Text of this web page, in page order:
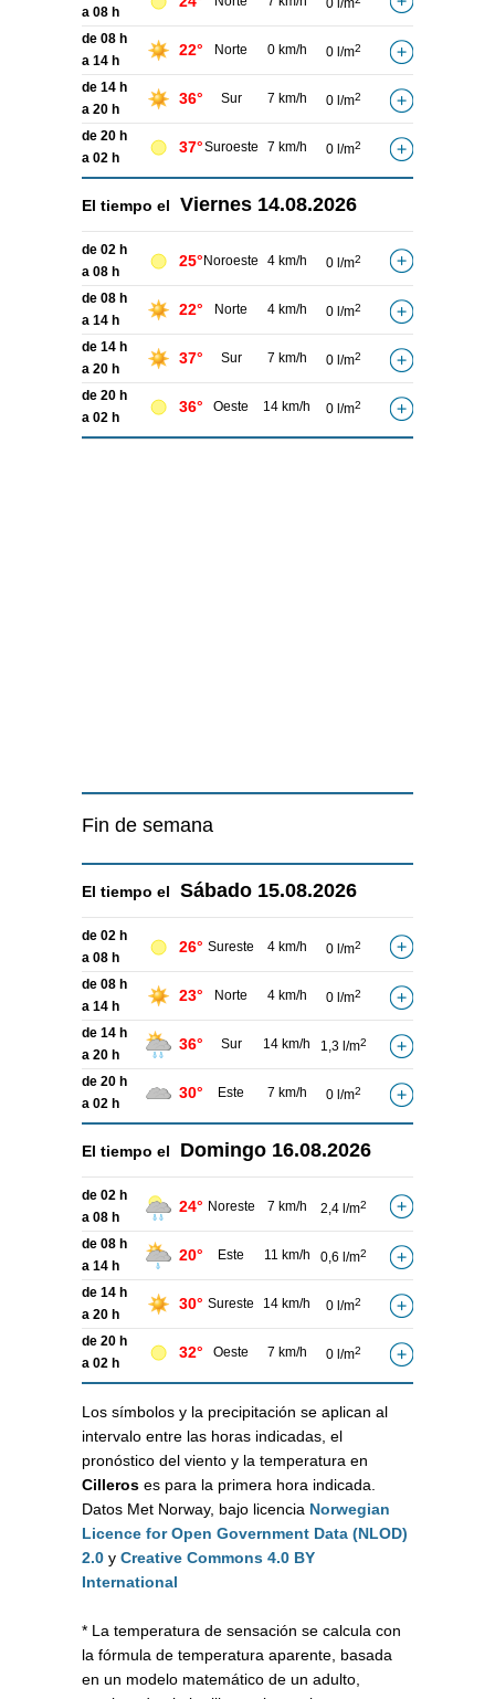
a 08 h
0 l/m
de 08 h
a 14 h
22° Norte 0 km/h 0 l/m2
de 14 h
a 20 h
36° Sur 7 km/h 0 l/m2
de 20 h
a 02 h
37°Suroeste 7 km/h 0 l/m2
El tiempo el Viernes 14.08.2026
de 02 h
a 08 h
25° Noroeste 4 km/h 0 l/m2
de 08 h
a 14 h
22° Norte 4 km/h 0 l/m2
de 14 h
a 20 h
37° Sur 7 km/h 0 l/m2
de 20 h
a 02 h
36° Oeste 14 km/h 0 l/m2
Fin de semana
El tiempo el Sábado 15.08.2026
de 02 h
a 08 h
26° Sureste 4 km/h 0 l/m2
de 08 h
a 14 h
23° Norte 4 km/h 0 l/m2
de 14 h
a 20 h
36° Sur 14 km/h 1,3 l/m2
de 20 h
a 02 h
30° Este 7 km/h 0 l/m2
El tiempo el Domingo 16.08.2026
de 02 h
a 08 h
24° Noreste 7 km/h 2,4 l/m2
de 08 h
a 14 h
20° Este 11 km/h 0,6 l/m2
de 14 h
a 20 h
30° Sureste 14 km/h 0 l/m2
de 20 h
a 02 h
32° Oeste 7 km/h 0 l/m2
Los símbolos y la precipitación se aplican al
intervalo entre las horas indicadas, el
pronóstico del viento y la temperatura en
Cilleros es para la primera hora indicada.
Datos Met Norway, bajo licencia Norwegian
Licence for Open Government Data (NLOD)
2.0 y Creative Commons 4.0 BY
International
* La temperatura de sensación se calcula con
la fórmula de temperatura aparente, basada
en un modelo matemático de un adulto,